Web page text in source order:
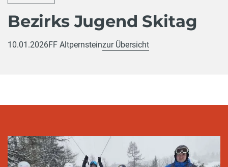
Bezirks Jugend Skitag
10.01.2026FF Altpernsteinzur Übersicht